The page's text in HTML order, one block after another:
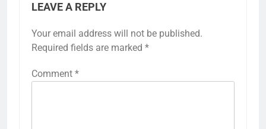
LEAVE A REPLY
Your email address will not be published.
Required fields are marked *
Comment *